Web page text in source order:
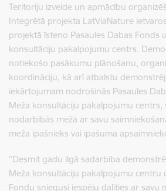
Teritoriju izveide un apmācību
Integrētā projekta LatViaNature
projektā īsteno Pasaules Dabas Fonds
konsultāciju pakalpojumu centrs.
notiekošo pasākumu plānošanu,
koordināciju, kā arī atbalstu
iekārtojumam nodrošinās Pasaules
Meža konsultāciju pakalpojumu centrs,
nodarbībās mežā ar savu
meža īpašnieks vai īpašuma
"Desmit gadu ilgā sadarbība
Meža konsultāciju pakalpojumu centru
Fondu sniegusi iespēju dalīties ar savu